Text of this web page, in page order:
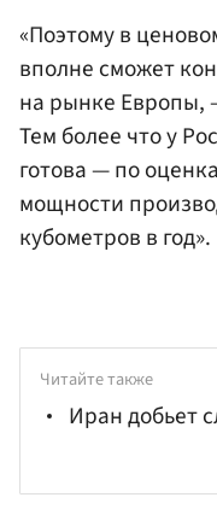
«Поэтому в
вполне сможет
на рынке Европы,
Тем более что у
готова — по
мощности
кубометров в год».
Читайте также
Иран добьет